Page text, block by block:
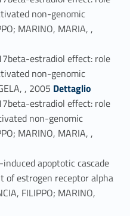
non-genomic
MARINO, MARIA, ,
estradiol effect: role
non-genomic
, 2005Link identifier #identifier_person_17036-106
Dettaglio
estradiol effect: role
non-genomic
MARINO, MARIA, ,
apoptotic cascade
of estrogen receptor alpha
FILIPPO; MARINO,